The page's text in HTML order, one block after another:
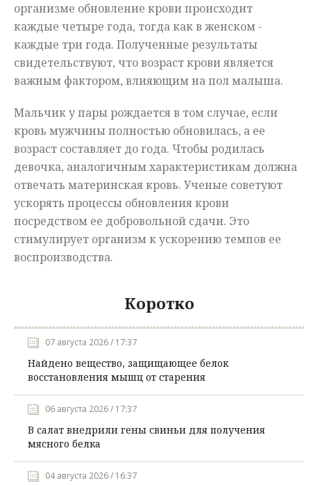
организме обновление крови происходит
каждые четыре года, тогда как в женском -
каждые три года. Полученные результаты
свидетельствуют, что возраст крови является
важным фактором, влияющим на пол малыша.
Мальчик у пары рождается в том случае, если
кровь мужчины полностью обновилась, а ее
возраст составляет до года. Чтобы родилась
девочка, аналогичным характеристикам должна
отвечать материнская кровь. Ученые советуют
ускорять процессы обновления крови
посредством ее добровольной сдачи. Это
стимулирует организм к ускорению темпов ее
воспроизводства.
Коротко
07 августа 2026 / 17:37
Найдено вещество, защищающее белок
восстановления мышц от старения
06 августа 2026 / 17:37
В салат внедрили гены свиньи для получения
мясного белка
04 августа 2026 / 16:37